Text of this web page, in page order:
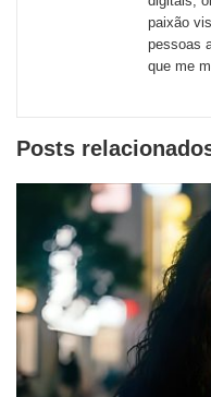
paixão
pessoas
que me
Posts